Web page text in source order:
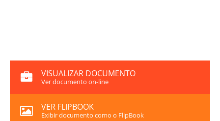
VISUALIZAR DOCUMENTO
Ver documento on-line
VER FLIPBOOK
Exibir documento como o FlipBook